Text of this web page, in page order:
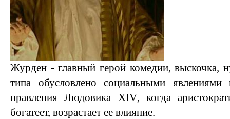
Журден - главный герой комедии, выскочка,
типа обусловлено социальными
правления Людовика XIV, когда
богатеет, возрастает ее влияние.